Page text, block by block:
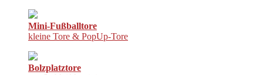
Mini-Fußballtore
kleine Tore & PopUp-Tore
Bolzplatztore